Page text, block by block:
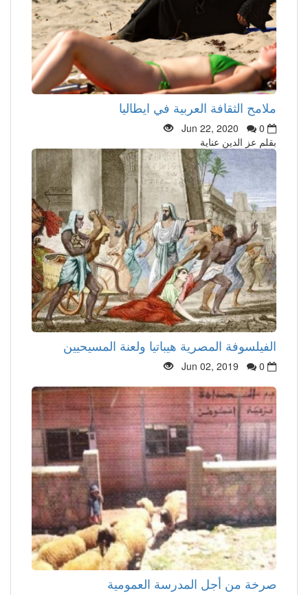
ملامح الثقافة العربية في ايطاليا
Jun 22, 2020
0
بقلم عز الدين عناية
الفيلسوفة المصرية هيباتيا ولعنة المسيحيين
Jun 02, 2019 0
صرخة من أجل المدرسة العمومية